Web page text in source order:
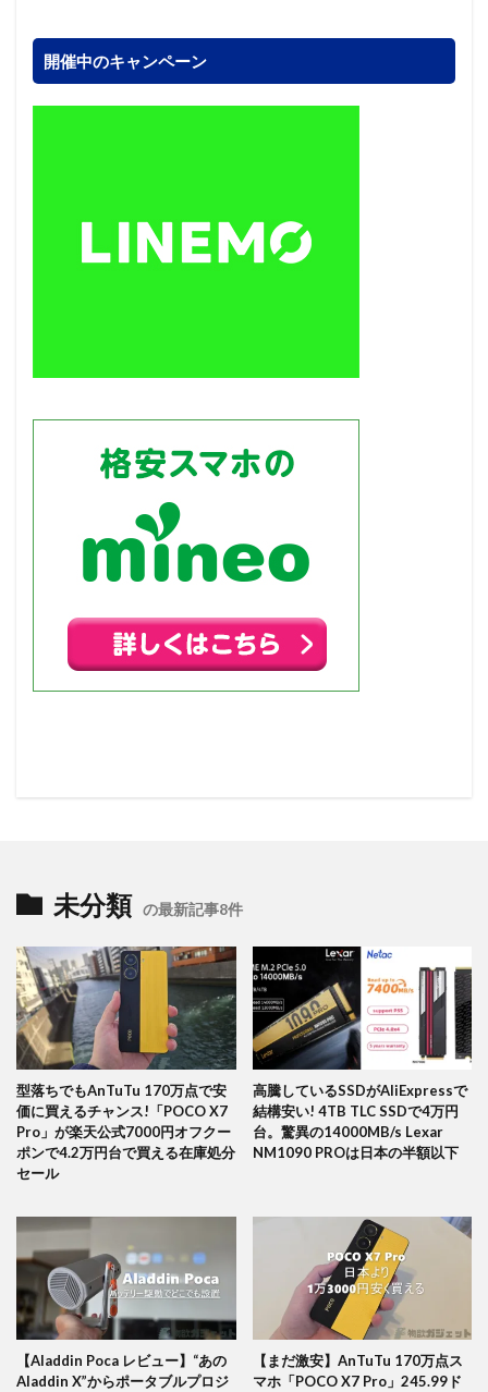
開催中のキャンペーン
未分類 の最新記事8件
型落ちでもAnTuTu 170万点で安
価に買えるチャンス!「POCO X7
Pro」が楽天公式7000円オフクー
ポンで4.2万円台で買える在庫処分
セール
高騰しているSSDがAliExpressで
結構安い! 4TB TLC SSDで4万円
台。驚異の14000MB/s Lexar
NM1090 PROは日本の半額以下
【Aladdin Poca レビュー】“あの
Aladdin X”からポータブルプロジ
【まだ激安】AnTuTu 170万点ス
マホ「POCO X7 Pro」245.99ド